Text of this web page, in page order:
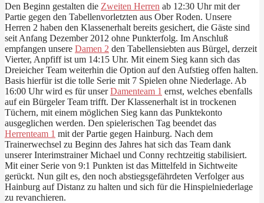
Den Beginn gestalten die Zweiten Herren ab 12:30 Uhr mit der
Partie gegen den Tabellenvorletzten aus Ober Roden. Unsere
Herren 2 haben den Klassenerhalt bereits gesichert, die Gäste sind
seit Anfang Dezember 2012 ohne Punkterfolg. Im Anschluß
empfangen unsere Damen 2 den Tabellensiebten aus Bürgel, derzeit
Vierter, Anpfiff ist um 14:15 Uhr. Mit einem Sieg kann sich das
Dreieicher Team weiterhin die Option auf den Aufstieg offen halten.
Basis hierfür ist die tolle Serie mit 7 Spielen ohne Niederlage. Ab
16:00 Uhr wird es für unserDamenteam 1 ernst, welches ebenfalls
auf ein Bürgeler Team trifft. Der Klassenerhalt ist in trockenen
Tüchern, mit einem möglichen Sieg kann das Punktekonto
ausgeglichen werden. Den spielerischen Tag beendet das
Herrenteam 1 mit der Partie gegen Hainburg. Nach dem
Trainerwechsel zu Beginn des Jahres hat sich das Team dank
unserer Interimstrainer Michael und Conny rechtzeitig stabilisiert.
Mit einer Serie von 9:1 Punkten ist das Mittelfeld in Sichtweite
gerückt. Nun gilt es, den noch abstiegsgefährdeten Verfolger aus
Hainburg auf Distanz zu halten und sich für die Hinspielniederlage
zu revanchieren.